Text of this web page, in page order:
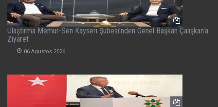
Ulaştırma Memur-Sen Kayseri Şubesi'nden Genel Başkan Çalışkan'a
Ziyaret
06 Agustos 2026